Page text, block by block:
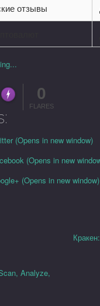
отзывы
Made with FLARE
0
FLARES
(Opens in new window)
(Opens in new
(Opens in new window)
Analyze,